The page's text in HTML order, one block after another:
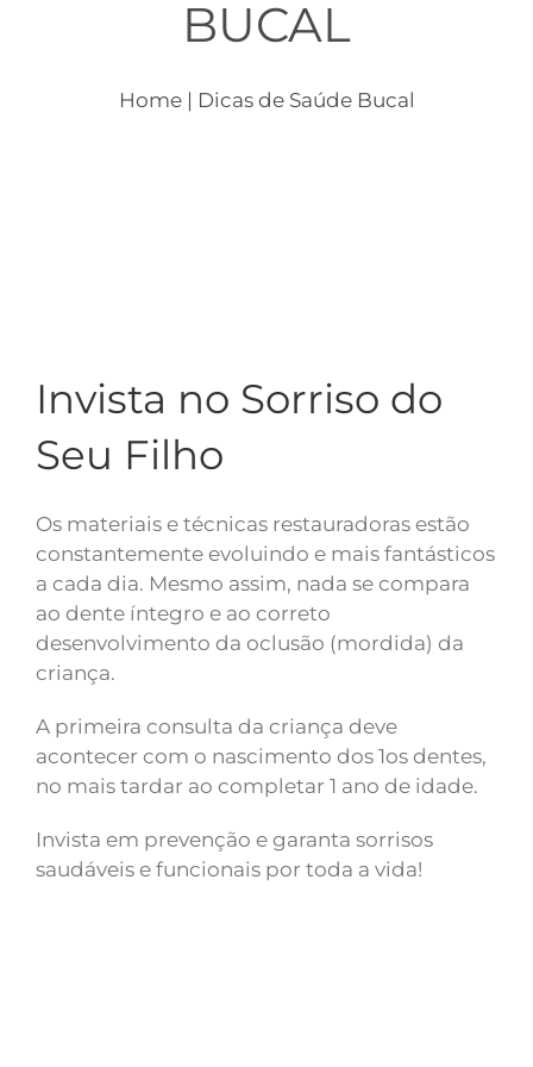
BUCAL
Home| Dicas de Saúde Bucal
Invista no Sorriso do
Seu Filho
Os materiais e técnicas restauradoras estão
constantemente evoluindo e mais fantásticos
a cada dia. Mesmo assim, nada se compara
ao dente íntegro e ao correto
desenvolvimento da oclusão (mordida) da
criança.
A primeira consulta da criança deve
acontecer com o nascimento dos 1os dentes,
no mais tardar ao completar 1 ano de idade.
Invista em prevenção e garanta sorrisos
saudáveis e funcionais por toda a vida!